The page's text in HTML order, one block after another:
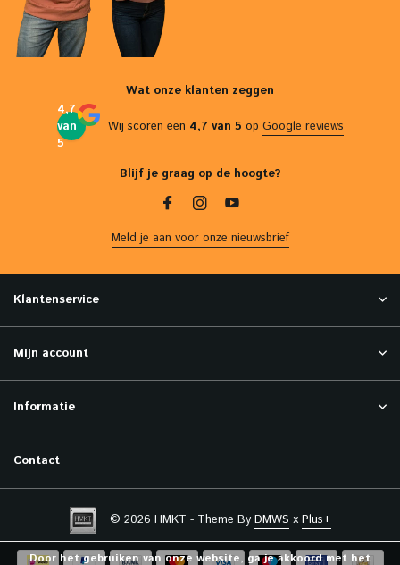
Wat onze klanten zeggen
4,7
van
5
Wij scoren een 4,7 van 5 op Google reviews
Blijf je graag op de hoogte?
Meld je aan voor onze nieuwsbrief
Klantenservice
Mijn account
Informatie
Contact
© 2026 HMKT - Theme By DMWS x Plus+
Door het gebruiken van onze website, ga je akkoord met het